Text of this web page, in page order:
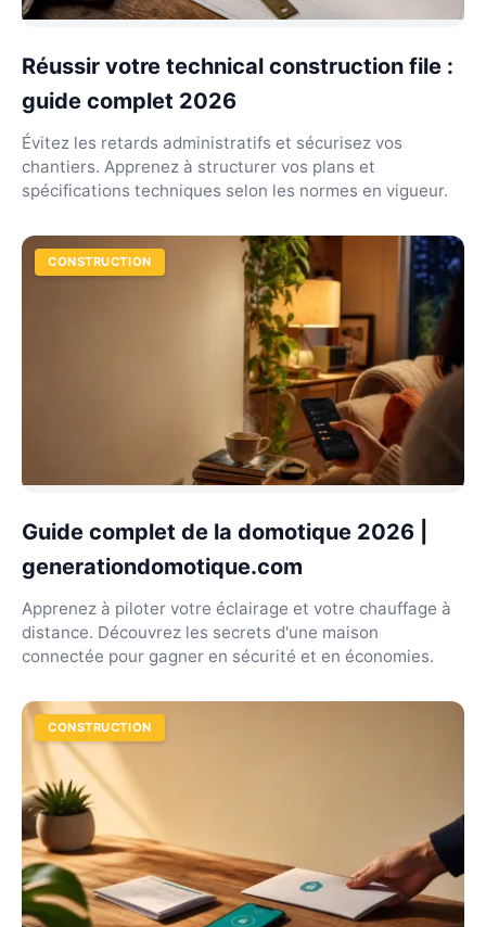
Réussir votre technical construction file :
guide complet 2026
Évitez les retards administratifs et sécurisez vos
chantiers. Apprenez à structurer vos plans et
spécifications techniques selon les normes en vigueur.
CONSTRUCTION
Guide complet de la domotique 2026 |
generationdomotique.com
Apprenez à piloter votre éclairage et votre chauffage à
distance. Découvrez les secrets d'une maison
connectée pour gagner en sécurité et en économies.
CONSTRUCTION